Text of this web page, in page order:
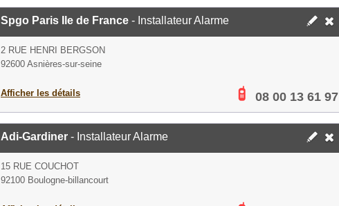
Spgo Paris Ile de France - Installateur Alarme
2 RUE HENRI BERGSON
92600 Asnières-sur-seine
Afficher les détails 08 00 13 61 97
Adi-Gardiner - Installateur Alarme
15 RUE COUCHOT
92100 Boulogne-billancourt